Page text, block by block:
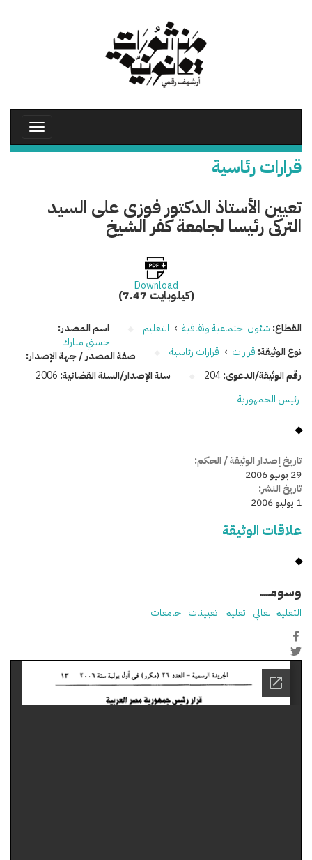
Toggle
قرارات رئاسية
تعيين الأستاذ الدكتور فوزى على السيد
التركى رئيسا لجامعة كفر الشيخ
Download
(7.47 كيلوبايت)
القطاع: شئون اجتماعية وثقافية › التعليم
نوع الوثيقة: قرارات › قرارات رئاسية
رقم الوثيقة/الدعوى:204 سنة الإصدار/السنة القضائية: 2006
اسم المصدر:
حسني مبارك
صفة المصدر / جهة الإصدار:
رئيس الجمهورية
تاريخ إصدار الوثيقة / الحكم:
29 يونيو 2006
تاريخ النشر:
1 يوليو 2006
علاقات الوثيقة
وسومـــــ
التعليم العالي تعليم تعيينات جامعات